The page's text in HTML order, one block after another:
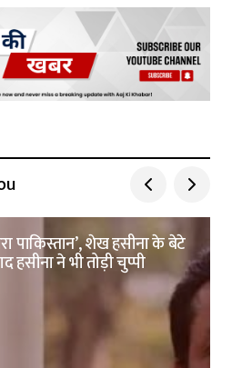
पाकिस्तान’, शेख हसीना के बेटे
हसीना ने भी तोड़ी चुप्पी